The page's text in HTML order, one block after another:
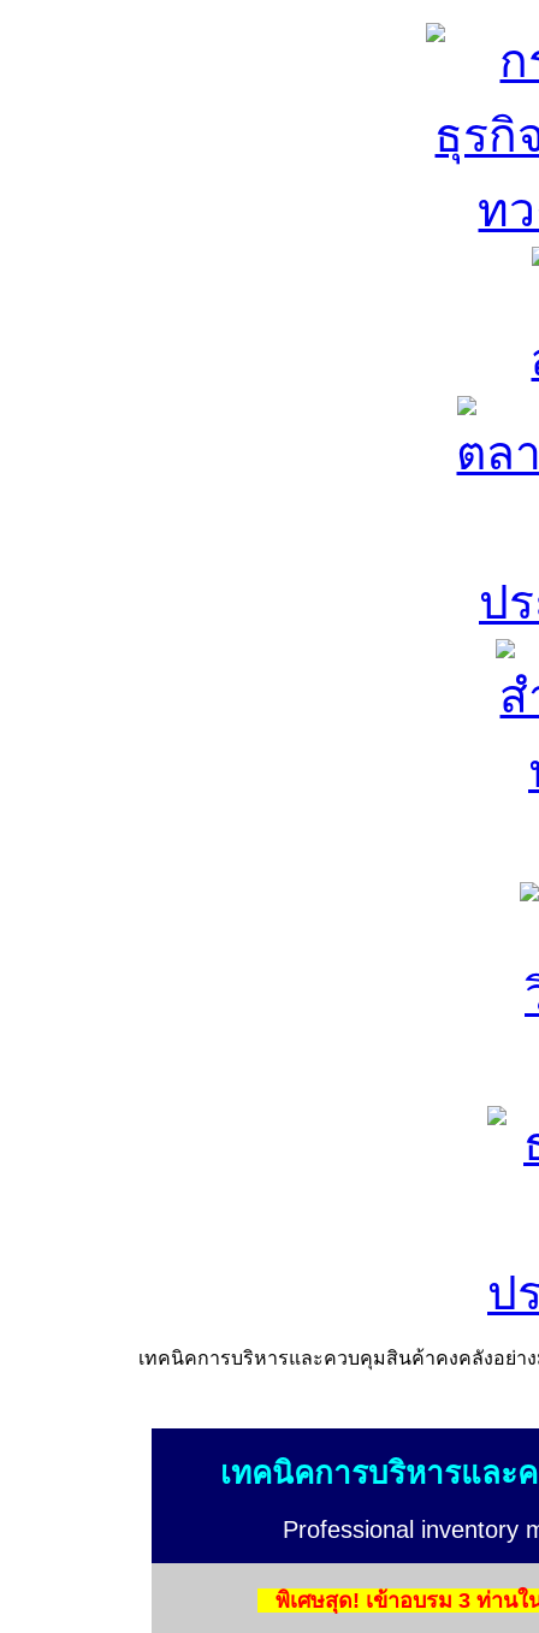
เทคนิคการบริหารและควบคุมสินค้าคงคลังอย่า
เทคนิคการบริหารและ
Professional inventory
พิเศษสุด! เข้าอบรม 3 ท่าน